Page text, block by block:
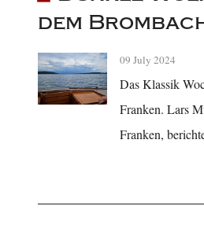
dem
09 July 2024
Das Klassik
Franken. Lars
Franken,